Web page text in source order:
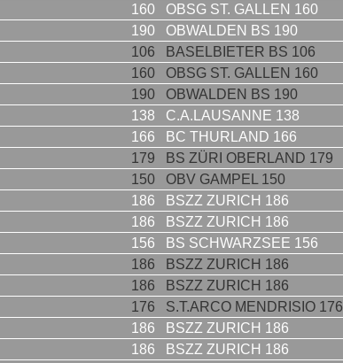
160 OBSG ST. GALLEN 160
190 OBWALDEN BS 190
106 BASELBIETER BS 106
160 OBSG ST. GALLEN 160
190 OBWALDEN BS 190
138 C.A.LAUSANNE 138
166 BC THURLAND 166
179 BS ZÜRI OBERLAND 179
150 OBV GAMPEL 150
186 BSZZ ZURICH 186
186 BSZZ ZURICH 186
156 BS SCHWARZSEE 156
186 BSZZ ZURICH 186
186 BSZZ ZURICH 186
176 S.T.ARCO MENDRISIO 176
186 BSZZ ZURICH 186
186 BSZZ ZURICH 186